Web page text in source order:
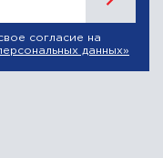
согласие на
данных»